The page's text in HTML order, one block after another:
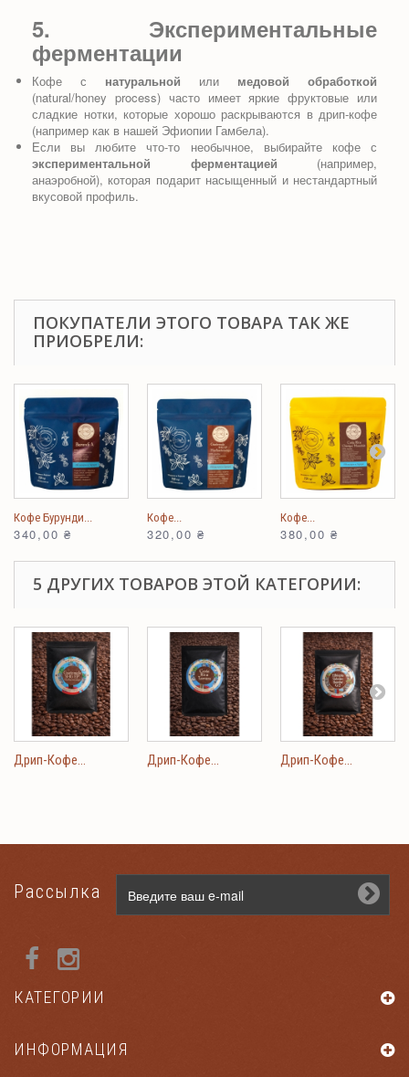
5. Экспериментальные
ферментации
Кофе с натуральной или медовой обработкой
(natural/honey process) часто имеет яркие фруктовые или
сладкие нотки, которые хорошо раскрываются в дрип-кофе
(например как в нашей Эфиопии Гамбела).
Если вы любите что-то необычное, выбирайте кофе с
экспериментальной ферментацией (например,
анаэробной), которая подарит насыщенный и нестандартный
вкусовой профиль.
ПОКУПАТЕЛИ ЭТОГО ТОВАРА ТАК ЖЕ
ПРИОБРЕЛИ:
Кофе Бурунди...
340,00 ₴
Кофе...
320,00 ₴
Кофе...
380,00 ₴
5 ДРУГИХ ТОВАРОВ ЭТОЙ КАТЕГОРИИ:
Дрип-Кофе... Дрип-Кофе... Дрип-Кофе...
Рассылка
КАТЕГОРИИ
ИНФОРМАЦИЯ